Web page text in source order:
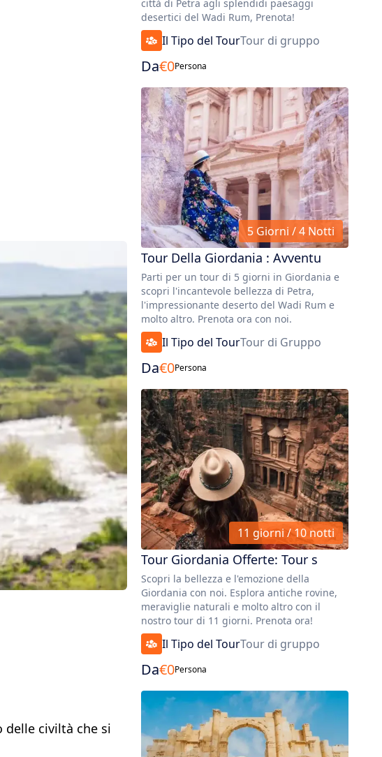
civiltà che si
città di Petra agli splendidi paesaggi
desertici del Wadi Rum, Prenota!
Il Tipo del TourTour di gruppo
Da€0Persona
5 Giorni / 4 Notti
Tour Della Giordania : Avventu
Parti per un tour di 5 giorni in Giordania e
scopri l'incantevole bellezza di Petra,
l'impressionante deserto del Wadi Rum e
molto altro. Prenota ora con noi.
Il Tipo del TourTour di Gruppo
Da€0Persona
11 giorni / 10 notti
Tour Giordania Offerte: Tour s
Scopri la bellezza e l'emozione della
Giordania con noi. Esplora antiche rovine,
meraviglie naturali e molto altro con il
nostro tour di 11 giorni. Prenota ora!
Il Tipo del TourTour di gruppo
Da€0Persona